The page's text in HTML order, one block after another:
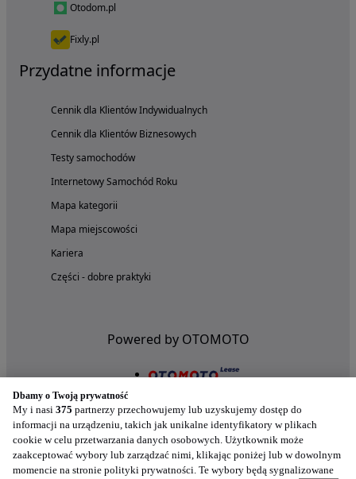
Otodom.pl
Fixly.pl
Przydatne informacje
Cennik dla Klientów Indywidualnych
Cennik dla Klientów Biznesowych
Testy samochodów
Internetowy Samochód Roku
Mapa kategorii
Mapa miejscowości
Kariera
Części - dobre praktyki
Powered by OTOMOTO
Dbamy o Twoją prywatność
My i nasi 375 partnerzy przechowujemy lub uzyskujemy dostęp do
informacji na urządzeniu, takich jak unikalne identyfikatory w plikach
cookie w celu przetwarzania danych osobowych. Użytkownik może
zaakceptować wybory lub zarządzać nimi, klikając poniżej lub w dowolnym
momencie na stronie polityki prywatności. Te wybory będą sygnalizowane